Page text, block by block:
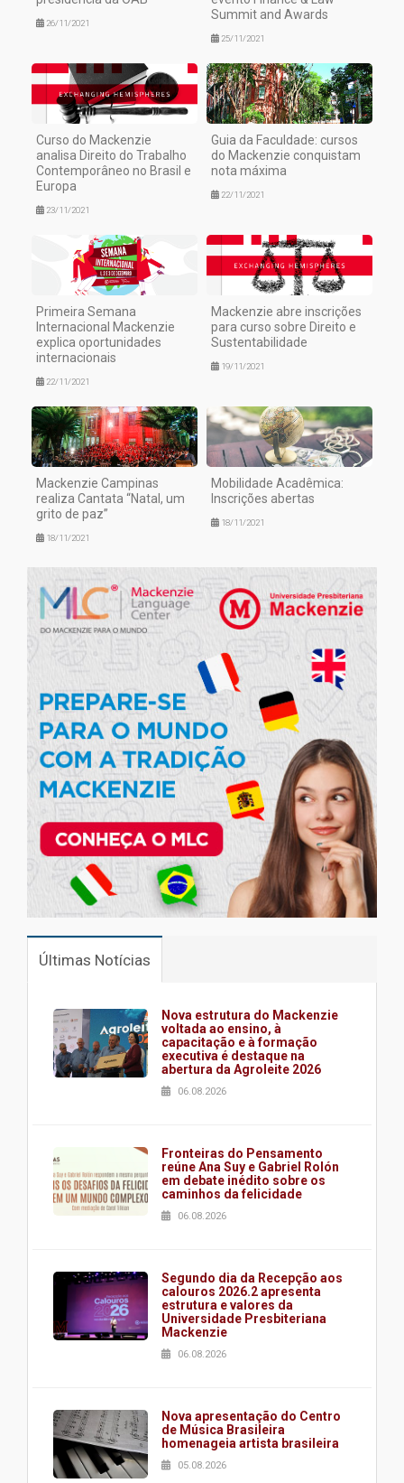
26/11/2021
Summit and Awards
25/11/2021
Curso do Mackenzie
analisa Direito do Trabalho
Contemporâneo no Brasil e
Europa
23/11/2021
Guia da Faculdade: cursos
do Mackenzie conquistam
nota máxima
22/11/2021
Primeira Semana
Internacional Mackenzie
explica oportunidades
internacionais
22/11/2021
Mackenzie abre inscrições
para curso sobre Direito e
Sustentabilidade
19/11/2021
Mackenzie Campinas
realiza Cantata “Natal, um
grito de paz”
18/11/2021
Mobilidade Acadêmica:
Inscrições abertas
18/11/2021
Últimas Notícias
Nova estrutura do Mackenzie
voltada ao ensino, à
capacitação e à formação
executiva é destaque na
abertura da Agroleite 2026
06.08.2026
Fronteiras do Pensamento
reúne Ana Suy e Gabriel Rolón
em debate inédito sobre os
caminhos da felicidade
06.08.2026
Segundo dia da Recepção aos
calouros 2026.2 apresenta
estrutura e valores da
Universidade Presbiteriana
Mackenzie
06.08.2026
Nova apresentação do Centro
de Música Brasileira
homenageia artista brasileira
05.08.2026